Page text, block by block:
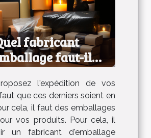
fabricant
faut-il
choisir ?
l'expédition de vos
que ces derniers soient en
cela, il faut des emballages
vos produits. Pour cela, il
un fabricant d'emballage